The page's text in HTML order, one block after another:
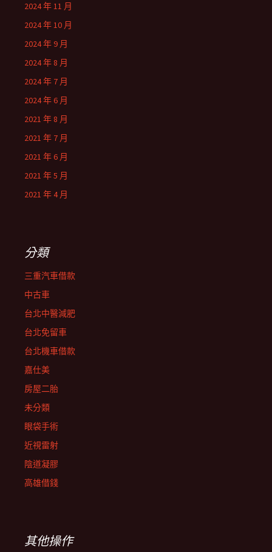
2024 年 11 月
2024 年 10 月
2024 年 9 月
2024 年 8 月
2024 年 7 月
2024 年 6 月
2021 年 8 月
2021 年 7 月
2021 年 6 月
2021 年 5 月
2021 年 4 月
分類
三重汽車借款
中古車
台北中醫減肥
台北免留車
台北機車借款
嘉仕美
房屋二胎
未分類
眼袋手術
近視雷射
陰道凝膠
高雄借錢
其他操作